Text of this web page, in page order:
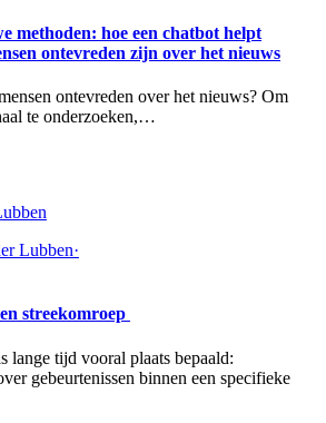
methoden: hoe een chatbot helpt
ontevreden zijn over het nieuws
ontevreden over het nieuws? Om
te onderzoeken,…
Lubben·
streekomroep
lange tijd vooral plaats bepaald:
gebeurtenissen binnen een specifieke